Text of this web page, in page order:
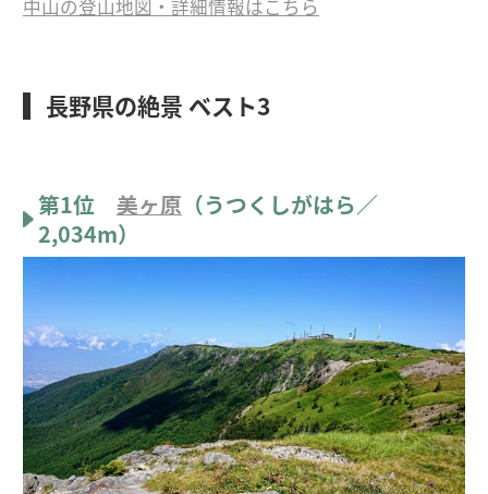
中山の登山地図・詳細情報はこちら
長野県の絶景 ベスト3
第1位 美ヶ原 （うつくしがはら／
2,034m）